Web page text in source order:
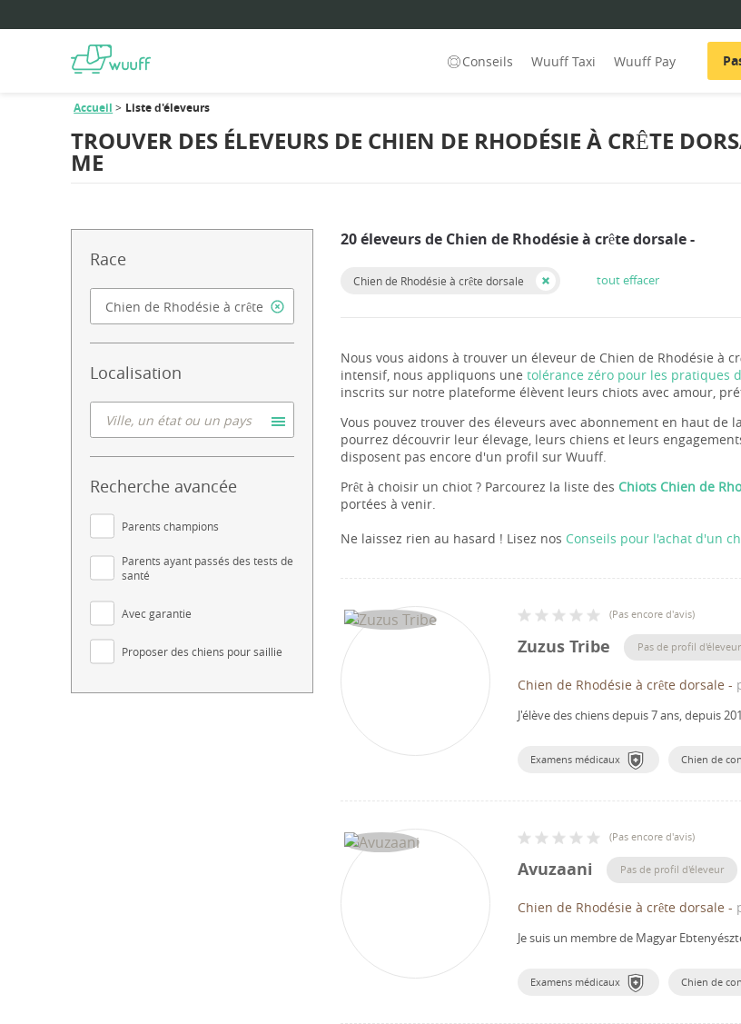
Conseils Wuuff Taxi Wuuff Pay
Accueil Liste d'éleveurs
TROUVER DES ÉLEVEURS DE CHIEN DE RHODÉSIE À CRÊTE
ME
Race
Localisation
Recherche avancée
Parents champions
Parents ayant passés des tests de
santé
Avec garantie
Proposer des chiens pour saillie
20 éleveurs de Chien de Rhodésie à crête dorsale -
Chien de Rhodésie à crête dorsale tout effacer
Nous vous aidons à trouver un éleveur de Chien de Rhodésie à
intensif, nous appliquons une tolérance zéro pour les pratiques
inscrits sur notre plateforme élèvent leurs chiots avec amour,
Vous pouvez trouver des éleveurs avec abonnement en haut
pourrez découvrir leur élevage, leurs chiens et leurs
disposent pas encore d'un profil sur Wuuff.
Prêt à choisir un chiot ? Parcourez la liste des Chiots Chien de
portées à venir.
Ne laissez rien au hasard ! Lisez nos Conseils pour l'achat d'un
(Pas encore d'avis)
Zuzus Tribe Pas de profil d'éleveur
Chien de Rhodésie à crête dorsale -
J'élève des chiens depuis 7 ans, depuis
Examens médicaux Chien de
(Pas encore d'avis)
Avuzaani Pas de profil d'éleveur
Chien de Rhodésie à crête dorsale -
Je suis un membre de Magyar
Examens médicaux Chien de